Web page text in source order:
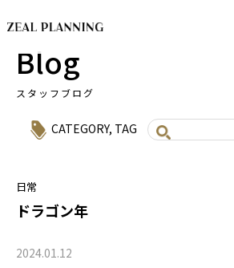
Blog
スタッフブログ
CATEGORY, TAG
日常
ドラゴン年
2024.01.12